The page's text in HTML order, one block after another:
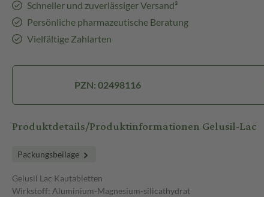
Schneller und zuverlässiger Versand³
Persönliche pharmazeutische Beratung
Vielfältige Zahlarten
PZN: 02498116
Produktdetails/Produktinformationen Gelusil-Lac
Packungsbeilage
Gelusil Lac Kautabletten
Wirkstoff: Aluminium-Magnesium-silicathydrat